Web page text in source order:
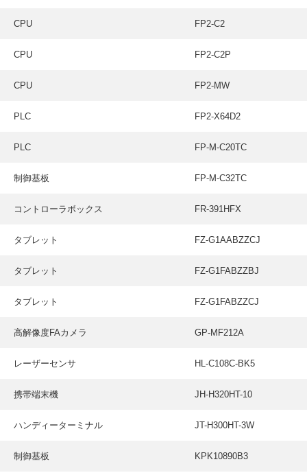
CPU FP2-C2
CPU FP2-C2P
CPU FP2-MW
PLC FP2-X64D2
PLC FP-M-C20TC
制御基板 FP-M-C32TC
コントローラボックス FR-391HFX
タブレット FZ-G1AABZZCJ
タブレット FZ-G1FABZZBJ
タブレット FZ-G1FABZZCJ
高解像度FAカメラ GP-MF212A
レーザーセンサ HL-C108C-BK5
携帯端末機 JH-H320HT-10
ハンディーターミナル JT-H300HT-3W
制御基板 KPK10890B3